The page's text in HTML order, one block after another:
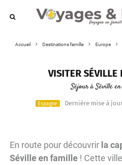
Accueil Destinations famille Europe
VISITER SÉVILLE
Séjour à Séville
Espagne Dernière mise à
En route pour découvrir la
Séville en famille ! Cette